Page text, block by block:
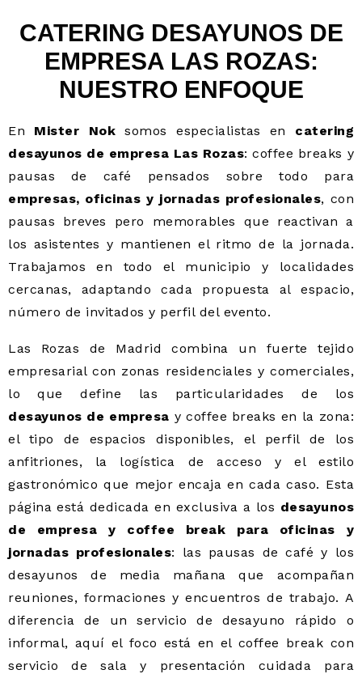
CATERING DESAYUNOS DE
EMPRESA LAS ROZAS:
NUESTRO ENFOQUE
En Mister Nok somos especialistas en catering
desayunos de empresa Las Rozas: coffee breaks y
pausas de café pensados sobre todo para
empresas, oficinas y jornadas profesionales, con
pausas breves pero memorables que reactivan a
los asistentes y mantienen el ritmo de la jornada.
Trabajamos en todo el municipio y localidades
cercanas, adaptando cada propuesta al espacio,
número de invitados y perfil del evento.
Las Rozas de Madrid combina un fuerte tejido
empresarial con zonas residenciales y comerciales,
lo que define las particularidades de los
desayunos de empresa y coffee breaks en la zona:
el tipo de espacios disponibles, el perfil de los
anfitriones, la logística de acceso y el estilo
gastronómico que mejor encaja en cada caso. Esta
página está dedicada en exclusiva a los desayunos
de empresa y coffee break para oficinas y
jornadas profesionales: las pausas de café y los
desayunos de media mañana que acompañan
reuniones, formaciones y encuentros de trabajo. A
diferencia de un servicio de desayuno rápido o
informal, aquí el foco está en el coffee break con
servicio de sala y presentación cuidada para